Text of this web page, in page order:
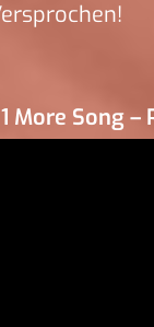
1 More Song –